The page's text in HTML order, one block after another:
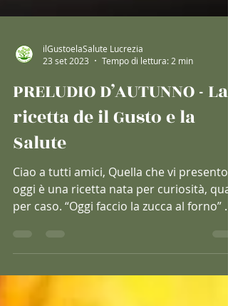
ilGustoelaSalute Lucrezia
23 set 2023
Tempo di lettura: 2 min
PRELUDIO D’AUTUNNO - La
ricetta de il Gusto e la
Salute
oggi è una ricetta nata per curiosità,
sono...